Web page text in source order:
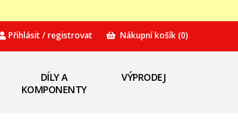
Přihlásit / registrovat Nákupní košík(0)
DÍLY A
KOMPONENTY
VÝPRODEJ